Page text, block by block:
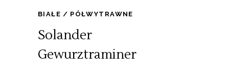
BIAŁE PÓŁWYTRAWNE
Solander
Gewurztraminer